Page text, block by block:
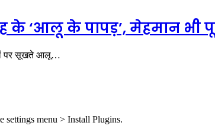
के ‘आलू के पापड़’, मेहमान भी
पर सूखते आलू…
settings menu > Install Plugins.